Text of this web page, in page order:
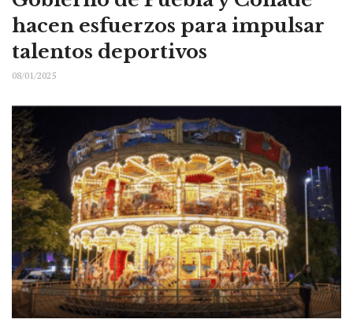
hacen esfuerzos para impulsar
talentos deportivos
08/01/2025